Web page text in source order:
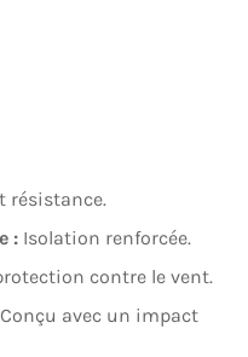
résistance.
: Isolation renforcée.
contre le vent.
Conçu avec un impact